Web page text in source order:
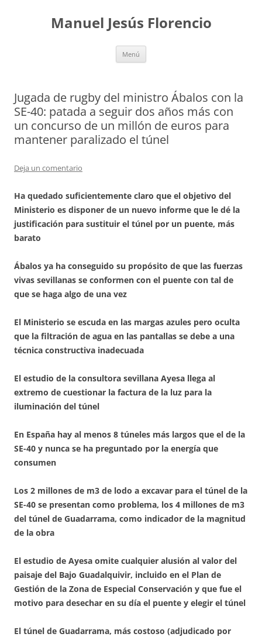
contenidoManuel Jesús Florencio
Menú
Jugada de rugby del ministro Ábalos con la
SE-40: patada a seguir dos años más con
un concurso de un millón de euros para
mantener paralizado el túnel
Deja un comentario
Ha quedado suficientemente claro que el objetivo del
Ministerio es disponer de un nuevo informe que le dé la
justificación para sustituir el túnel por un puente, más
barato
Ábalos ya ha conseguido su propósito de que las fuerzas
vivas sevillanas se conformen con el puente con tal de
que se haga algo de una vez
El Ministerio se escuda en las margas azules pero oculta
que la filtración de agua en las pantallas se debe a una
técnica constructiva inadecuada
El estudio de la consultora sevillana Ayesa llega al
extremo de cuestionar la factura de la luz para la
iluminación del túnel
En España hay al menos 8 túneles más largos que el de la
SE-40 y nunca se ha preguntado por la energía que
consumen
Los 2 millones de m3 de lodo a excavar para el túnel de la
SE-40 se presentan como problema, los 4 millones de m3
del túnel de Guadarrama, como indicador de la magnitud
de la obra
El estudio de Ayesa omite cualquier alusión al valor del
paisaje del Bajo Guadalquivir, incluido en el Plan de
Gestión de la Zona de Especial Conservación y que fue el
motivo para desechar en su día el puente y elegir el túnel
El túnel de Guadarrama, más costoso (adjudicado por